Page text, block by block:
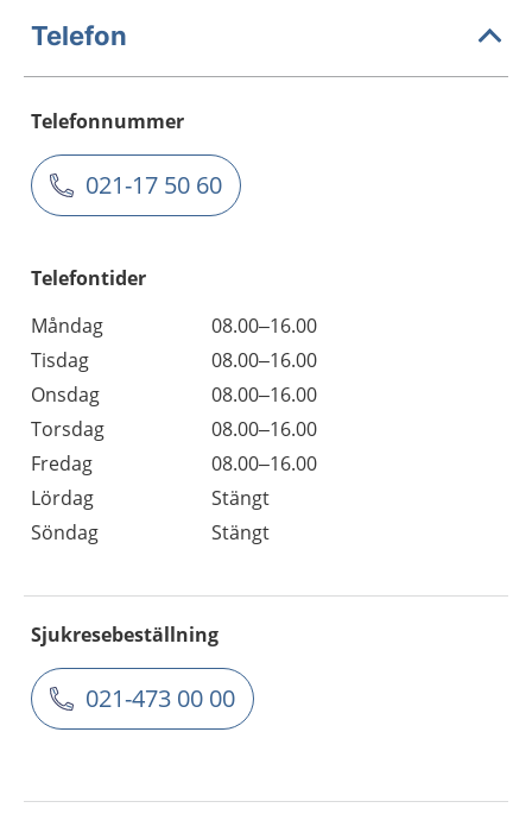
Telefon
Telefonnummer
021-17 50 60
Telefontider
Måndag
08.00–16.00
Tisdag
08.00–16.00
Onsdag
08.00–16.00
Torsdag
08.00–16.00
Fredag
08.00–16.00
Lördag
Stängt
Söndag
Stängt
Sjukresebeställning
021-473 00 00